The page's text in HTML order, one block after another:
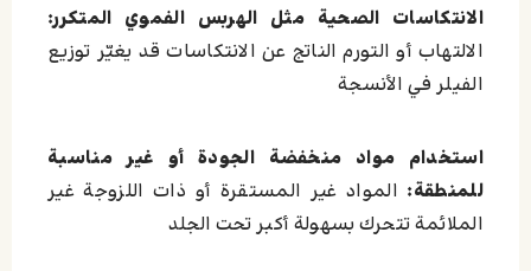
الانتكاسات الصحية مثل الهربس الفموي المتكرر:
الالتهاب أو التورم الناتج عن الانتكاسات قد يغيّر توزيع
الفيلر في الأنسجة
استخدام مواد منخفضة الجودة أو غير مناسبة
للمنطقة: المواد غير المستقرة أو ذات اللزوجة غير
الملائمة تتحرك بسهولة أكبر تحت الجلد